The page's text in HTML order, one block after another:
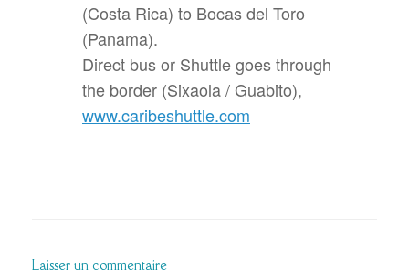
(Costa Rica) to Bocas del Toro
(Panama).
Direct bus or Shuttle goes through
the border (Sixaola / Guabito),
www.caribeshuttle.com
Laisser un commentaire